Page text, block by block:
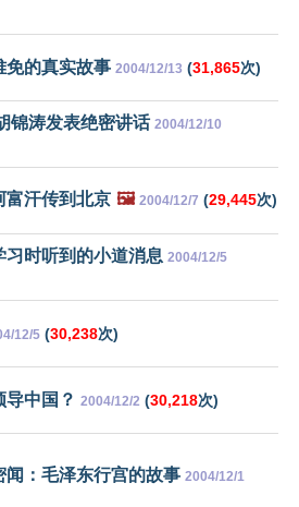
免的真实故事 2004/12/13 (31,865次)
锦涛发表绝密讲话 2004/12/10
富汗传到北京 🖼️ 2004/12/7 (29,445次)
时听到的小道消息 2004/12/5
12/5 (30,238次)
中国？ 2004/12/2 (30,218次)
：毛泽东行宫的故事 2004/12/1